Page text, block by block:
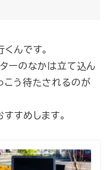
んです。
ーのなかは立て込ん
こう待たされるのが
すめします。